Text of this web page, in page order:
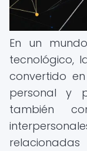
En un
tecnológico,
convertido
personal y
también